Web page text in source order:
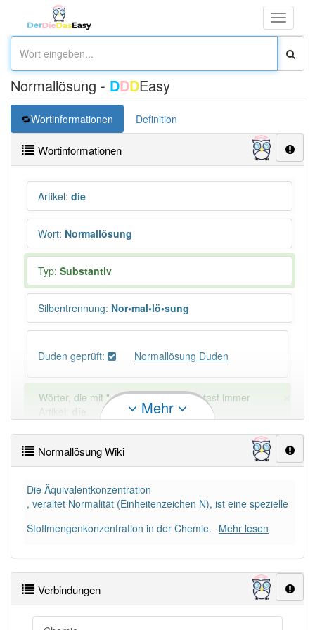
Toggle
Normallösung - DDDEasy
Wortinformationen Definition
Wortinformationen
Artikel: die
Wort: Normallösung
Typ: Substantiv
Silbentrennung: Nor•mal•lö•sung
Duden geprüft: Normallösung Duden
Wörter, die mit "-ung" enden, haben fast immer
Artikel:
die
Ausnahmen
Beispiele
DIE:11 043
DAS:2 Ausnahmen
PowerIndex:5
Häufigkeit: 2 von 10
Mehr
Normallösung Wiki
Die Äquivalentkonzentration
, veraltet Normalität (Einheitenzeichen N), ist eine spezielle
Stoffmengenkonzentration in der Chemie. Mehr lesen
Verbindungen